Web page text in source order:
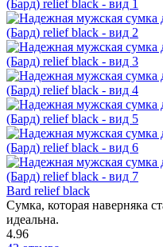
Bard relief black
Сумка, которая наверняка
идеальна.
4.96